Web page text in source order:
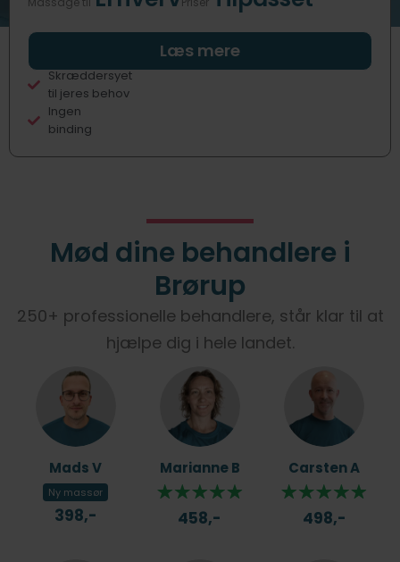
Skræddersyet
til jeres behov
Ingen
binding
Læs mere
Mød dine behandlere i
Brørup
250+ professionelle behandlere, står klar til at
hjælpe dig i hele landet.
Mads V
Ny massør
398,-
Marianne B
458,-
Carsten A
498,-